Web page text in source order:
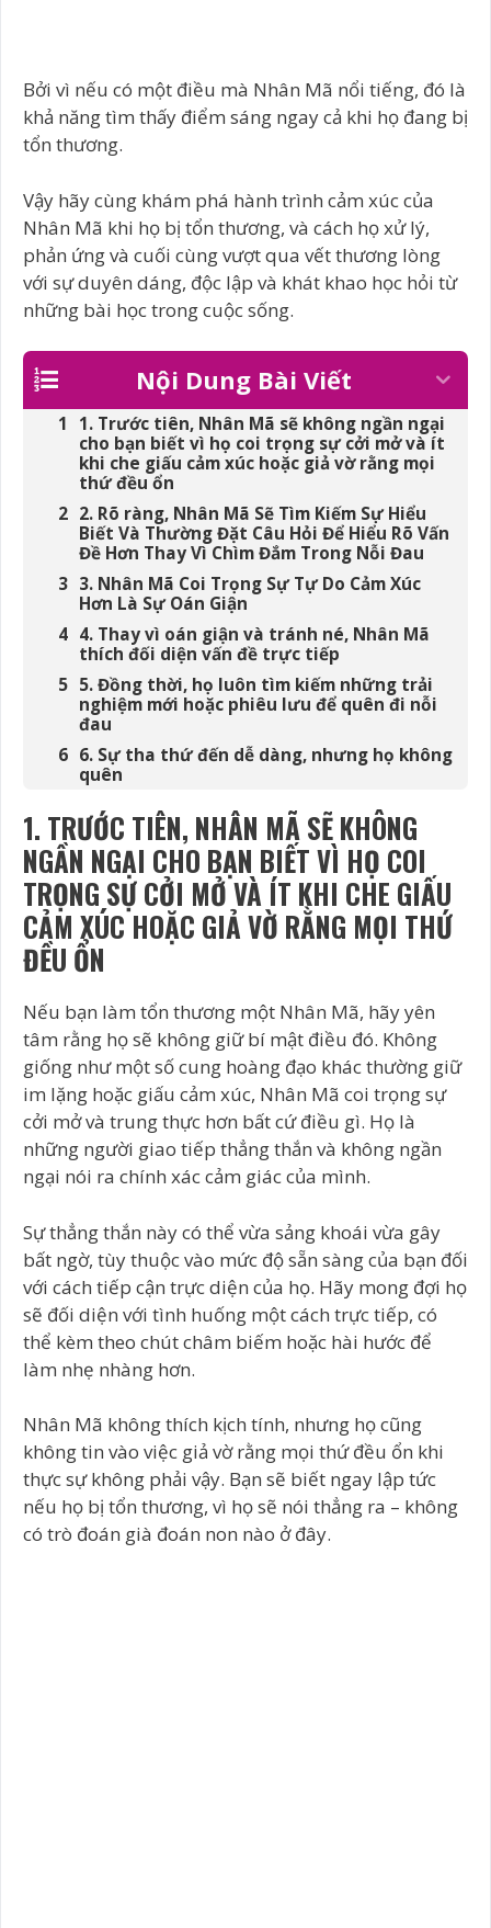
Bởi vì nếu có một điều mà Nhân Mã nổi tiếng, đó là
khả năng tìm thấy điểm sáng ngay cả khi họ đang bị
tổn thương.
Vậy hãy cùng khám phá hành trình cảm xúc của
Nhân Mã khi họ bị tổn thương, và cách họ xử lý,
phản ứng và cuối cùng vượt qua vết thương lòng
với sự duyên dáng, độc lập và khát khao học hỏi từ
những bài học trong cuộc sống.
Nội Dung Bài Viết
1. Trước tiên, Nhân Mã sẽ không ngần ngại
cho bạn biết vì họ coi trọng sự cởi mở và ít
khi che giấu cảm xúc hoặc giả vờ rằng mọi
thứ đều ổn
2. Rõ ràng, Nhân Mã Sẽ Tìm Kiếm Sự Hiểu
Biết Và Thường Đặt Câu Hỏi Để Hiểu Rõ Vấn
Đề Hơn Thay Vì Chìm Đắm Trong Nỗi Đau
3. Nhân Mã Coi Trọng Sự Tự Do Cảm Xúc
Hơn Là Sự Oán Giận
4. Thay vì oán giận và tránh né, Nhân Mã
thích đối diện vấn đề trực tiếp
5. Đồng thời, họ luôn tìm kiếm những trải
nghiệm mới hoặc phiêu lưu để quên đi nỗi
đau
6. Sự tha thứ đến dễ dàng, nhưng họ không
quên
7. Nhân Mã coi những trải nghiệm đau khổ
là một phần của hành trình cuộc sống và có
thể tìm kiếm ý nghĩa sâu sắc hoặc bài học
trong nỗi đau
8. Nhân Mã tránh xa những mâu thuẫn và
trò chơi cảm xúc
9. Nếu tổn thương nghiêm trọng hoặc lặp đi
lặp lại, Nhân Mã có thể chọn cách giữ
10. Nhân Mã coi nỗi đau cảm xúc là một
bước đệm
11. Cuối cùng, Nhân Mã luôn đánh giá cao
một lời xin lỗi chân thành
Kết luận: Sự kiên cường của Nhân Mã khi
bị tổn thương cảm xúc
1. TRƯỚC TIÊN, NHÂN MÃ SẼ KHÔNG
NGẦN NGẠI CHO BẠN BIẾT VÌ HỌ COI
TRỌNG SỰ CỞI MỞ VÀ ÍT KHI CHE GIẤU
CẢM XÚC HOẶC GIẢ VỜ RẰNG MỌI THỨ
ĐỀU ỔN
Nếu bạn làm tổn thương một Nhân Mã, hãy yên
tâm rằng họ sẽ không giữ bí mật điều đó. Không
giống như một số cung hoàng đạo khác thường giữ
im lặng hoặc giấu cảm xúc, Nhân Mã coi trọng sự
cởi mở và trung thực hơn bất cứ điều gì. Họ là
những người giao tiếp thẳng thắn và không ngần
ngại nói ra chính xác cảm giác của mình.
Sự thẳng thắn này có thể vừa sảng khoái vừa gây
bất ngờ, tùy thuộc vào mức độ sẵn sàng của bạn đối
với cách tiếp cận trực diện của họ. Hãy mong đợi họ
sẽ đối diện với tình huống một cách trực tiếp, có
thể kèm theo chút châm biếm hoặc hài hước để
làm nhẹ nhàng hơn.
Nhân Mã không thích kịch tính, nhưng họ cũng
không tin vào việc giả vờ rằng mọi thứ đều ổn khi
thực sự không phải vậy. Bạn sẽ biết ngay lập tức
nếu họ bị tổn thương, vì họ sẽ nói thẳng ra – không
có trò đoán già đoán non nào ở đây.